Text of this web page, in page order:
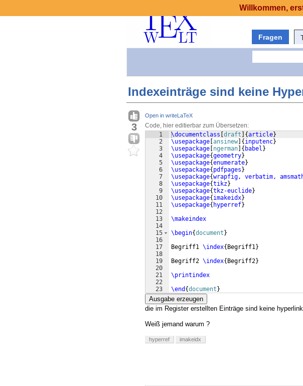
Fragen
Indexeinträge sind keine
3
Open in writeLaTeX
Code, hier editierbar zum Übersetzen:
1
2
3
4
5
6
7
8
9
10
11
12
13
14
15
16
17
18
19
20
21
22
23
\documentclass draft {article}
\usepackage ansinew { inputenc}
\usepackage ngerman { babel }
\usepackage{geometry}
\usepackage{enumerate}
\usepackage{ pdfpages }
\usepackage{wrapfig, verbatim,
\usepackage{tikz}
\usepackage{tkz-euclide}
\usepackage{ imakeidx}
\usepackage{ hyperref}
\makeindex
\begin{document }
Begriff1 \index{ Begriff1}
Begriff2 \index{ Begriff2}
\printindex
\end {document }
Ausgabe erzeugen
die im Register erstellten Einträge sind keine
Weiß jemand warum ?
hyperref imakeidx
Willkommen,